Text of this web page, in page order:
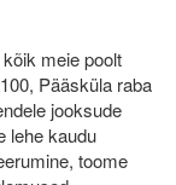
meie poolt
Pääsküla raba
jooksude
lehe kaudu
toome